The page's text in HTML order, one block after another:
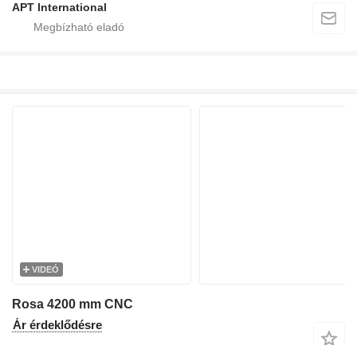
APT International
VIDEÓ
Rosa 4200 mm CNC
Ár érdeklődésre